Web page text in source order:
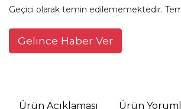
Geçici olarak temin edilememektedir.
Gelince Haber Ver
Ürün Açıklaması Ürün